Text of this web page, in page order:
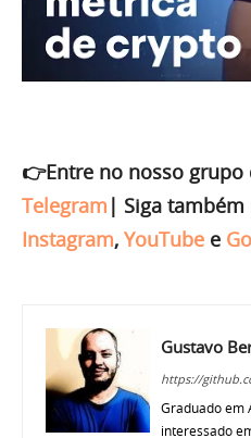
👉Entre no nosso grupo
Telegram | Siga também
Instagram, YouTube e
Gustavo
https://
Graduado em
interessado